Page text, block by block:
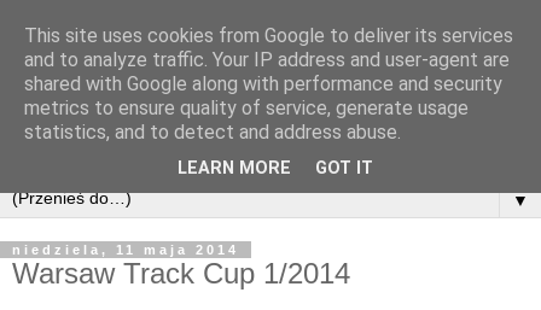
▼
niedziela, 11 maja 2014
Warsaw Track Cup 1/2014
This site uses cookies from Google to deliver its services
and to analyze traffic. Your IP address and user-agent are
shared with Google along with performance and security
metrics to ensure quality of service, generate usage
statistics, and to detect and address abuse.
LEARN MORE GOT IT